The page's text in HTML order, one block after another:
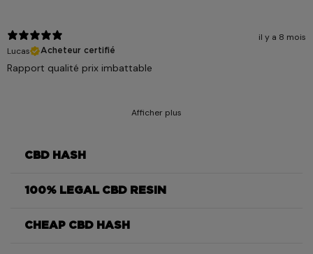
il y a 8 mois
Lucas
Acheteur certifié
Rapport qualité prix imbattable
Afficher plus
CBD HASH
100% LEGAL CBD RESIN
CHEAP CBD HASH